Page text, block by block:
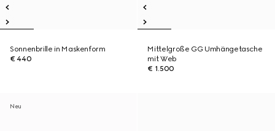
Sonnenbrille in Maskenform
€ 440
Mittelgroße GG Umhängetasche
mit Web
€ 1.500
Neu